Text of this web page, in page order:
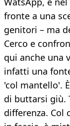
fronte a una
genitori – ma
Cerco e
qui anche una
infatti una
'col mantello'.
di buttarsi giù.
differenza. Col